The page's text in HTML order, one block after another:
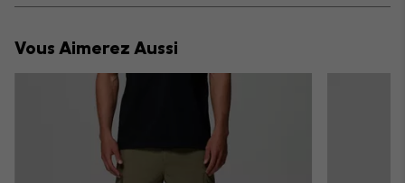
or
Vous Aimerez Aussi